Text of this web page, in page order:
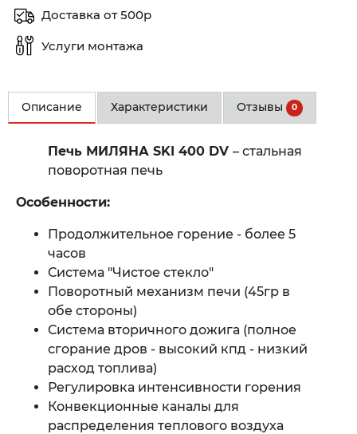
Доставка от 500р
Услуги монтажа
Описание Характеристики Отзывы 0
Печь МИЛЯНА SKI 400 DV – стальная
поворотная печь
Особенности:
Продолжительное горение - более 5
часов
Система "Чистое стекло"
Поворотный механизм печи (45гр в
обе стороны)
Система вторичного дожига (полное
сгорание дров - высокий кпд - низкий
расход топлива)
Регулировка интенсивности горения
Конвекционные каналы для
распределения теплового воздуха